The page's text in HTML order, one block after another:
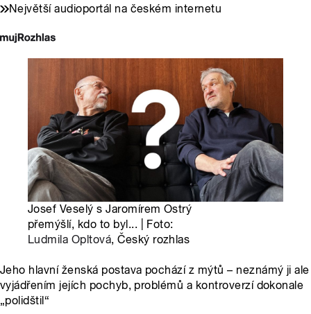
Největší audioportál na českém internetu
Josef Veselý s Jaromírem Ostrý
přemýšlí, kdo to byl... | Foto:
Ludmila Opltová, Český rozhlas
Jeho hlavní ženská postava pochází z mýtů – neznámý ji ale
vyjádřením jejích pochyb, problémů a kontroverzí dokonale
„polidštil“